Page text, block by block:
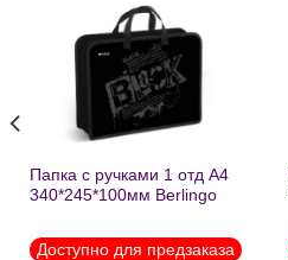
Добавить
в список
желаний
Папка с ручками 1 отд А4
340*245*100мм Berlingo
молнии1246
Доступно для предзаказа